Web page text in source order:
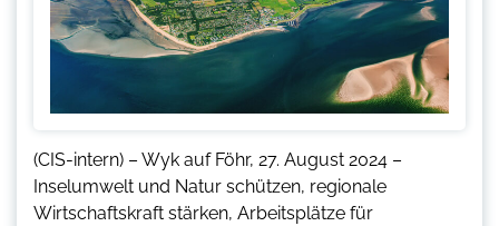
(CIS-intern) – Wyk auf Föhr, 27. August 2024 –
Inselumwelt und Natur schützen, regionale
Wirtschaftskraft stärken, Arbeitsplätze für